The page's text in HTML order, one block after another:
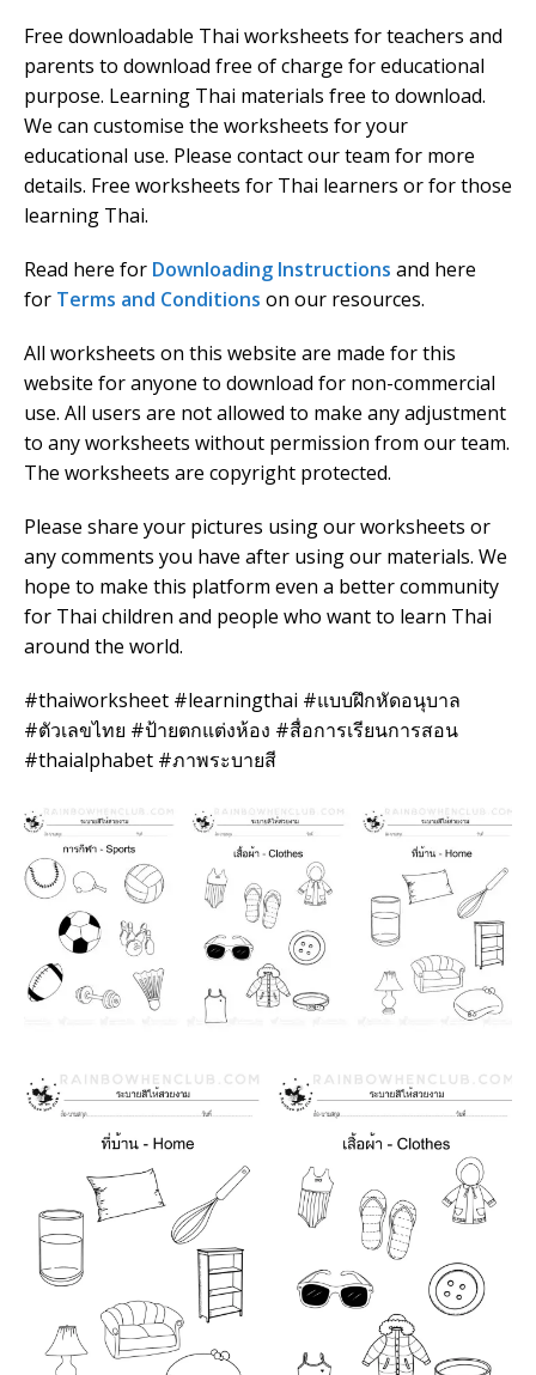
Free downloadable Thai worksheets for teachers and
parents to download free of charge for educational
purpose. Learning Thai materials free to download.
We can customise the worksheets for your
educational use. Please contact our team for more
details. Free worksheets for Thai learners or for those
learning Thai.
Read here for Downloading Instructions and here
for Terms and Conditions on our resources.
All worksheets on this website are made for this
website for anyone to download for non-commercial
use. All users are not allowed to make any adjustment
to any worksheets without permission from our team.
The worksheets are copyright protected.
Please share your pictures using our worksheets or
any comments you have after using our materials. We
hope to make this platform even a better community
for Thai children and people who want to learn Thai
around the world.
#thaiworksheet #learningthai #แบบฝึกหัดอนุบาล
#ตัวเลขไทย #ป้ายตกแต่งห้อง #สื่อการเรียนการสอน
#thaialphabet #ภาพระบายสี